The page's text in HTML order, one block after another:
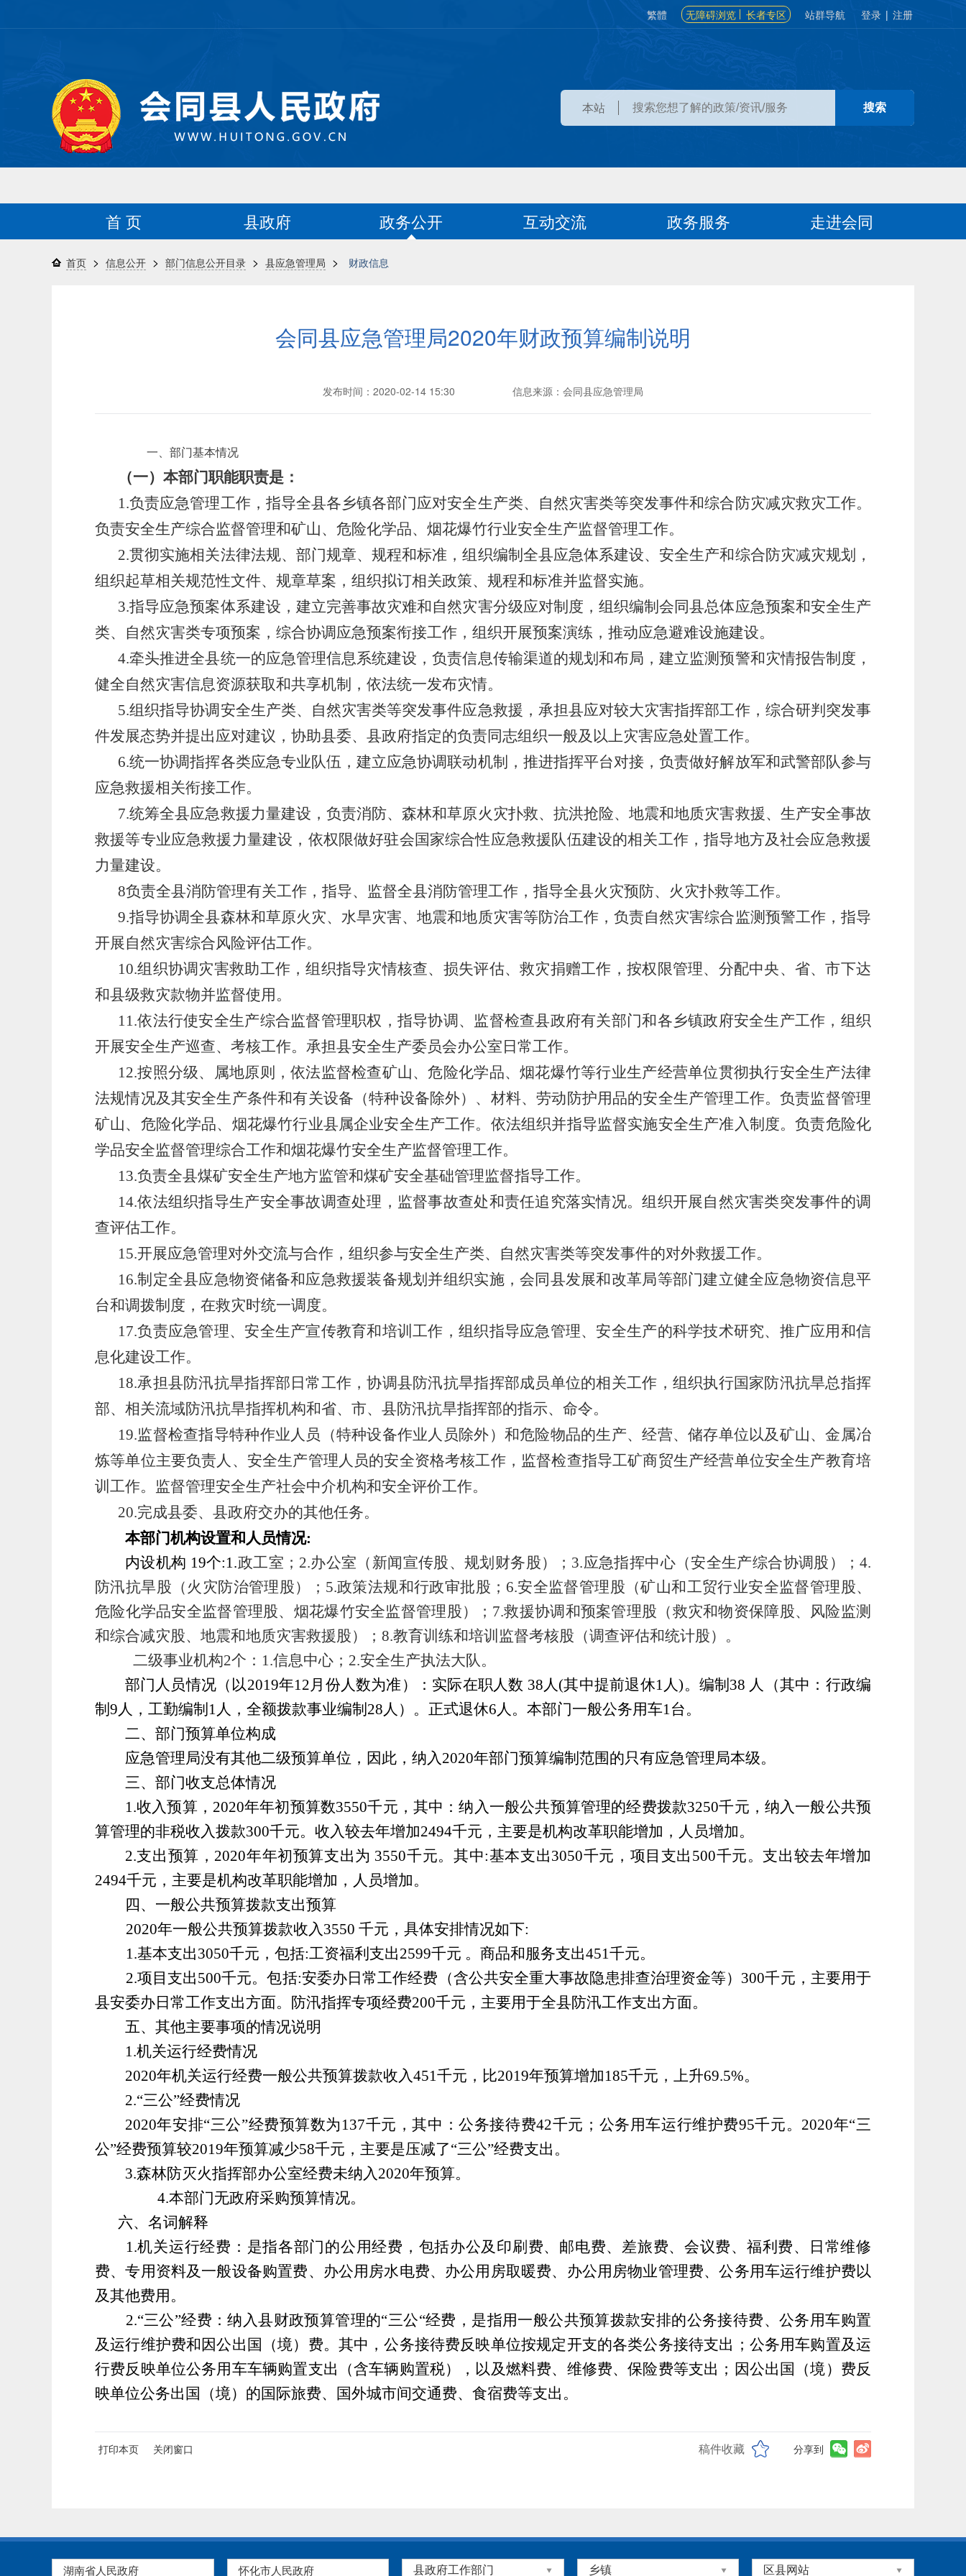
繁體 无障碍浏览 长者专区 站群导航 登录 | 注册
本站
首 页 县政府 政务公开 互动交流 政务服务 走进会同
首页 > 信息公开 > 部门信息公开目录 > 县应急管理局 > 财政信息
会同县应急管理局2020年财政预算编制说明
发布时间：2020-02-14 15:30 信息来源：会同县应急管理局
一、部门基本情况
（一） 本部门职能职责是：
1.负责应急管理工作，指导全县各乡镇各部门应对安全生产类、自然灾害类等突发事件和综合防灾减灾救灾工作。
负责安全生产综合监督管理和矿山、危险化学品、烟花爆竹行业安全生产监督管理工作。
2.贯彻实施相关法律法规、部门规章、规程和标准，组织编制全县应急体系建设、安全生产和综合防灾减灾规划，
组织起草相关规范性文件、规章草案，组织拟订相关政策、规程和标准并监督实施。
3.指导应急预案体系建设，建立完善事故灾难和自然灾害分级应对制度，组织编制会同县总体应急预案和安全生产
类、自然灾害类专项预案，综合协调应急预案衔接工作，组织开展预案演练，推动应急避难设施建设。
4.牵头推进全县统一的应急管理信息系统建设，负责信息传输渠道的规划和布局，建立监测预警和灾情报告制度，
健全自然灾害信息资源获取和共享机制，依法统一发布灾情。
5.组织指导协调安全生产类、自然灾害类等突发事件应急救援，承担县应对较大灾害指挥部工作，综合研判突发事
件发展态势并提出应对建议，协助县委、县政府指定的负责同志组织一般及以上灾害应急处置工作。
6.统一协调指挥各类应急专业队伍，建立应急协调联动机制，推进指挥平台对接，负责做好解放军和武警部队参与
应急救援相关衔接工作。
7.统筹全县应急救援力量建设，负责消防、森林和草原火灾扑救、抗洪抢险、地震和地质灾害救援、生产安全事故
救援等专业应急救援力量建设，依权限做好驻会国家综合性应急救援队伍建设的相关工作，指导地方及社会应急救援
力量建设。
8负责全县消防管理有关工作，指导、监督全县消防管理工作，指导全县火灾预防、火灾扑救等工作。
9.指导协调全县森林和草原火灾、水旱灾害、地震和地质灾害等防治工作，负责自然灾害综合监测预警工作，指导
开展自然灾害综合风险评估工作。
10.组织协调灾害救助工作，组织指导灾情核查、损失评估、救灾捐赠工作，按权限管理、分配中央、省、市下达
和县级救灾款物并监督使用。
11.依法行使安全生产综合监督管理职权，指导协调、监督检查县政府有关部门和各乡镇政府安全生产工作，组织
开展安全生产巡查、考核工作。承担县安全生产委员会办公室日常工作。
12.按照分级、属地原则，依法监督检查矿山、危险化学品、烟花爆竹等行业生产经营单位贯彻执行安全生产法律
法规情况及其安全生产条件和有关设备（特种设备除外）、材料、劳动防护用品的安全生产管理工作。负责监督管理
矿山、危险化学品、烟花爆竹行业县属企业安全生产工作。依法组织并指导监督实施安全生产准入制度。负责危险化
学品安全监督管理综合工作和烟花爆竹安全生产监督管理工作。
13.负责全县煤矿安全生产地方监管和煤矿安全基础管理监督指导工作。
14.依法组织指导生产安全事故调查处理，监督事故查处和责任追究落实情况。组织开展自然灾害类突发事件的调
查评估工作。
15.开展应急管理对外交流与合作，组织参与安全生产类、自然灾害类等突发事件的对外救援工作。
16.制定全县应急物资储备和应急救援装备规划并组织实施，会同县发展和改革局等部门建立健全应急物资信息平
台和调拨制度，在救灾时统一调度。
17.负责应急管理、安全生产宣传教育和培训工作，组织指导应急管理、安全生产的科学技术研究、推广应用和信
息化建设工作。
18.承担县防汛抗旱指挥部日常工作，协调县防汛抗旱指挥部成员单位的相关工作，组织执行国家防汛抗旱总指挥
部、相关流域防汛抗旱指挥机构和省、市、县防汛抗旱指挥部的指示、命令。
19.监督检查指导特种作业人员（特种设备作业人员除外）和危险物品的生产、经营、储存单位以及矿山、金属冶
炼等单位主要负责人、安全生产管理人员的安全资格考核工作，监督检查指导工矿商贸生产经营单位安全生产教育培
训工作。监督管理安全生产社会中介机构和安全评价工作。
20.完成县委、县政府交办的其他任务。
本部门机构设置和人员情况:
内设机构 19个:1.政工室；2.办公室（新闻宣传股、规划财务股）；3.应急指挥中心（安全生产综合协调股）；4.
防汛抗旱股（火灾防治管理股）；5.政策法规和行政审批股；6.安全监督管理股（矿山和工贸行业安全监督管理股、
危险化学品安全监督管理股、烟花爆竹安全监督管理股）；7.救援协调和预案管理股（救灾和物资保障股、风险监测
和综合减灾股、地震和地质灾害救援股）；8.教育训练和培训监督考核股（调查评估和统计股）。
二级事业机构2个：1.信息中心；2.安全生产执法大队。
部门人员情况（以2019年12月份人数为准）：实际在职人数 38人(其中提前退休1人)。编制 38 人（其中：行政编
制 9人，工勤编制 1人，全额拨款事业编制 28人）。正式退休6人。本部门一般公务用车1台。
二、部门预算单位构成
应急管理局没有其他二级预算单位，因此，纳入2020年部门预算编制范围的只有应急管理局本级。
三、部门收支总体情况
1.收入预算， 2020年年初预算数3550千元，其中：纳入一般公共预算管理的经费拨款3250千元，纳入一般公共预
算管理的非税收入拨款300千元。收入较去年增加2494千元，主要是机构改革职能增加，人员增加。
2.支出预算， 2020年年初预算支出为 3550千元。其中:基本支出3050千元，项目支出 500千元。支出较去年增加
2494千元，主要是机构改革职能增加，人员增加。
四、一般公共预算拨款支出预算
2020年一般公共预算拨款收入3550 千元，具体安排情况如下:
1.基本支出3050千元，包括:工资福利支出2599千元 。商品和服务支出451千元。
2.项目支出500千元。包括:安委办日常工作经费（含公共安全重大事故隐患排查治理资金等） 300千元，主要用于
县安委办日常工作支出方面。防汛指挥专项经费200千元，主要用于全县防汛工作支出方面。
五、其他主要事项的情况说明
1.机关运行经费情况
2020年机关运行经费一般公共预算拨款收入451千元，比2019年预算增加185千元，上升69.5%。
2.“三公”经费情况
2020年安排“三公”经费预算数为 137千元，其中：公务接待费42千元；公务用车运行维护费95千元。 2020年“三
公”经费预算较2019年预算减少58千元，主要是压减了“三公”经费支出。
3.森林防灭火指挥部办公室经费未纳入2020年预算。
4.本部门无政府采购预算情况。
六、名词解释
1.机关运行经费：是指各部门的公用经费，包括办公及印刷费、邮电费、差旅费、会议费、福利费、日常维修
费、专用资料及一般设备购置费、办公用房水电费、办公用房取暖费、办公用房物业管理费、公务用车运行维护费以
及其他费用。
2.“三公”经费：纳入县财政预算管理的“三公“经费，是指用一般公共预算拨款安排的公务接待费、公务用车购置
及运行维护费和因公出国（境）费。其中，公务接待费反映单位按规定开支的各类公务接待支出；公务用车购置及运
行费反映单位公务用车车辆购置支出（含车辆购置税），以及燃料费、维修费、保险费等支出；因公出国（境）费反
映单位公务出国（境）的国际旅费、国外城市间交通费、食宿费等支出。
打印本页 关闭窗口 稿件收藏 分享到
湖南省人民政府 怀化市人民政府